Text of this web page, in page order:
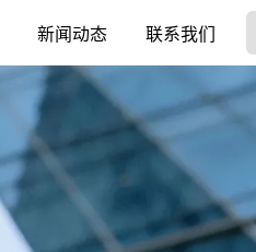
新闻动态 联系我们